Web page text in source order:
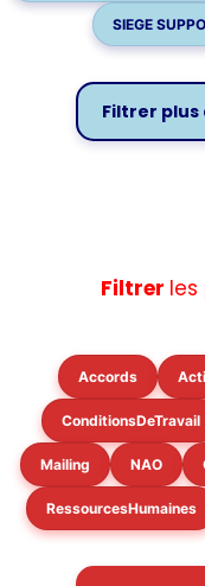
SIEGE
Filtrer
Accords
ConditionsDeTravail
Mailing NAO
RessourcesHumaines